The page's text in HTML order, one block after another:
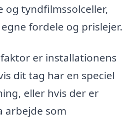
og tyndfilmssolceller,
fordele og prislejer.
er installationens
dit tag har en speciel
eller hvis der er
arbejde som